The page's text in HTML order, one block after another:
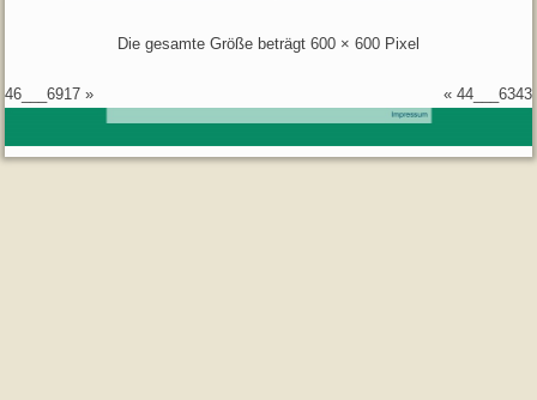
Die gesamte Größe beträgt 600 × 600 Pixel
46___6917 » « 44___6343